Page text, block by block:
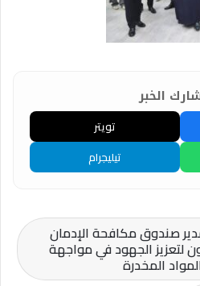
الخبر
تويتر
تيليجرام
صندوق مكافحة الإدمان
لتعزيز الجهود في مواجهة
المخدرة